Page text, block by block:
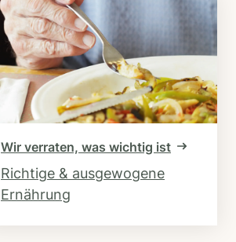
Wir verraten, was wichtig ist
Richtige & ausgewogene
Ernährung